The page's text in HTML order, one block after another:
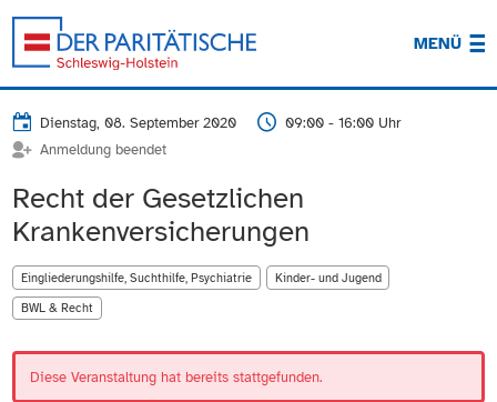
MENÜ
Dienstag, 08. September 2020
09:00 - 16:00 Uhr
Anmeldung beendet
Recht der Gesetzlichen
Krankenversicherungen
Eingliederungshilfe, Suchthilfe, Psychiatrie
Kinder- und Jugend
BWL & Recht
Diese Veranstaltung hat bereits stattgefunden.